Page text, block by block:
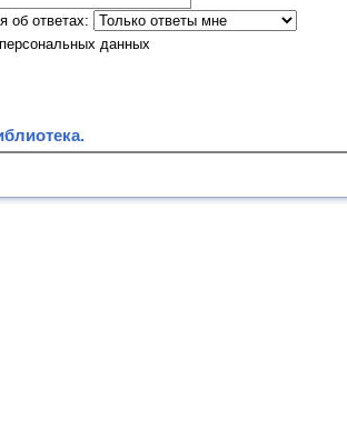
об ответах:
данных